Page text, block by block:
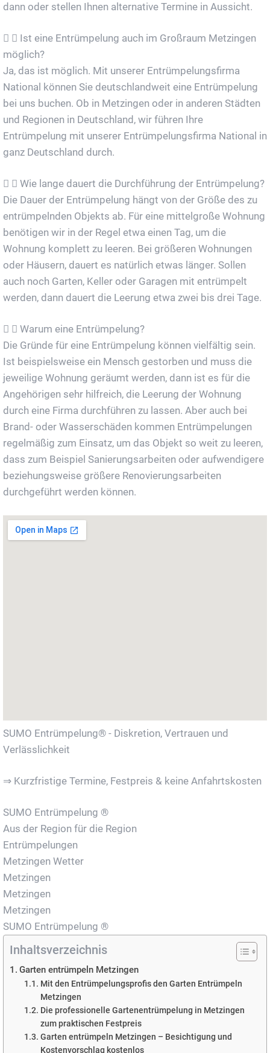
dann oder stellen Ihnen alternative Termine in Aussicht.
Ist eine Entrümpelung auch im Großraum Metzingen
möglich?
Ja, das ist möglich. Mit unserer Entrümpelungsfirma
National können Sie deutschlandweit eine Entrümpelung
bei uns buchen. Ob in Metzingen oder in anderen Städten
und Regionen in Deutschland, wir führen Ihre
Entrümpelung mit unserer Entrümpelungsfirma National in
ganz Deutschland durch.
Wie lange dauert die Durchführung der Entrümpelung?
Die Dauer der Entrümpelung hängt von der Größe des zu
entrümpelnden Objekts ab. Für eine mittelgroße Wohnung
benötigen wir in der Regel etwa einen Tag, um die
Wohnung komplett zu leeren. Bei größeren Wohnungen
oder Häusern, dauert es natürlich etwas länger. Sollen
auch noch Garten, Keller oder Garagen mit entrümpelt
werden, dann dauert die Leerung etwa zwei bis drei Tage.
Warum eine Entrümpelung?
Die Gründe für eine Entrümpelung können vielfältig sein.
Ist beispielsweise ein Mensch gestorben und muss die
jeweilige Wohnung geräumt werden, dann ist es für die
Angehörigen sehr hilfreich, die Leerung der Wohnung
durch eine Firma durchführen zu lassen. Aber auch bei
Brand- oder Wasserschäden kommen Entrümpelungen
regelmäßig zum Einsatz, um das Objekt so weit zu leeren,
dass zum Beispiel Sanierungsarbeiten oder aufwendigere
beziehungsweise größere Renovierungsarbeiten
durchgeführt werden können.
SUMO Entrümpelung® - Diskretion, Vertrauen und
Verlässlichkeit
⇒ Kurzfristige Termine, Festpreis & keine Anfahrtskosten
SUMO Entrümpelung ®
Aus der Region für die Region
Entrümpelungen
Metzingen Wetter
Metzingen
Metzingen
Metzingen
SUMO Entrümpelung ®
Inhaltsverzeichnis
Garten entrümpeln Metzingen
Mit den Entrümpelungsprofis den Garten Entrümpeln
Metzingen
Die professionelle Gartenentrümpelung in Metzingen
zum praktischen Festpreis
Garten entrümpeln Metzingen – Besichtigung und
Kostenvorschlag kostenlos